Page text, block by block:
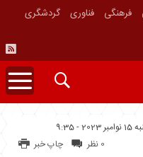
فرهنگی فناوری
گردشگری
9:35
چاپ خبر 0 نظر